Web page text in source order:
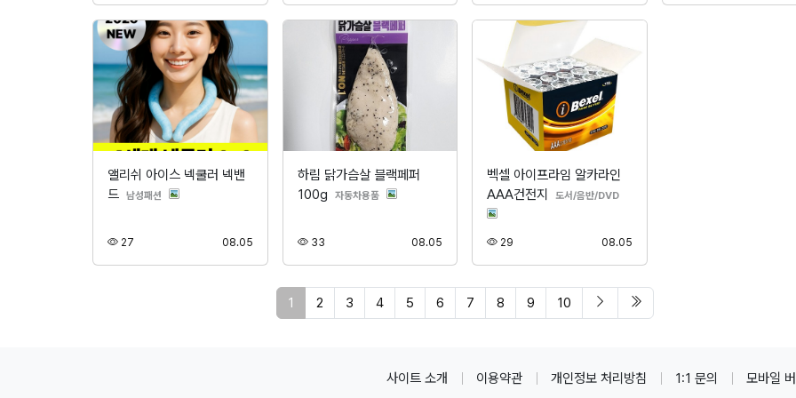
앨리쉬 아이스 넥쿨러 넥밴
드 남성패션 분류
27 08.05등록
하림 닭가슴살 블랙페퍼
100g
자동차용품분류
33조회 08.05
벡셀 아이프라임 알카라인
AAA건전지
도서/음반/DVD분류
29 08.05등록
1 페이지 현재
2 3 4 5 6 7 8 9 10 다음 페이지마지막 페이지/span>
사이트 소개 이용약관 개인정보 처리방침 1:1 문의 모바일